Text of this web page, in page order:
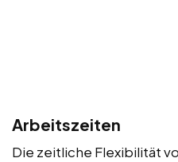
Arbeitszeiten
Die zeitliche Flexibilität